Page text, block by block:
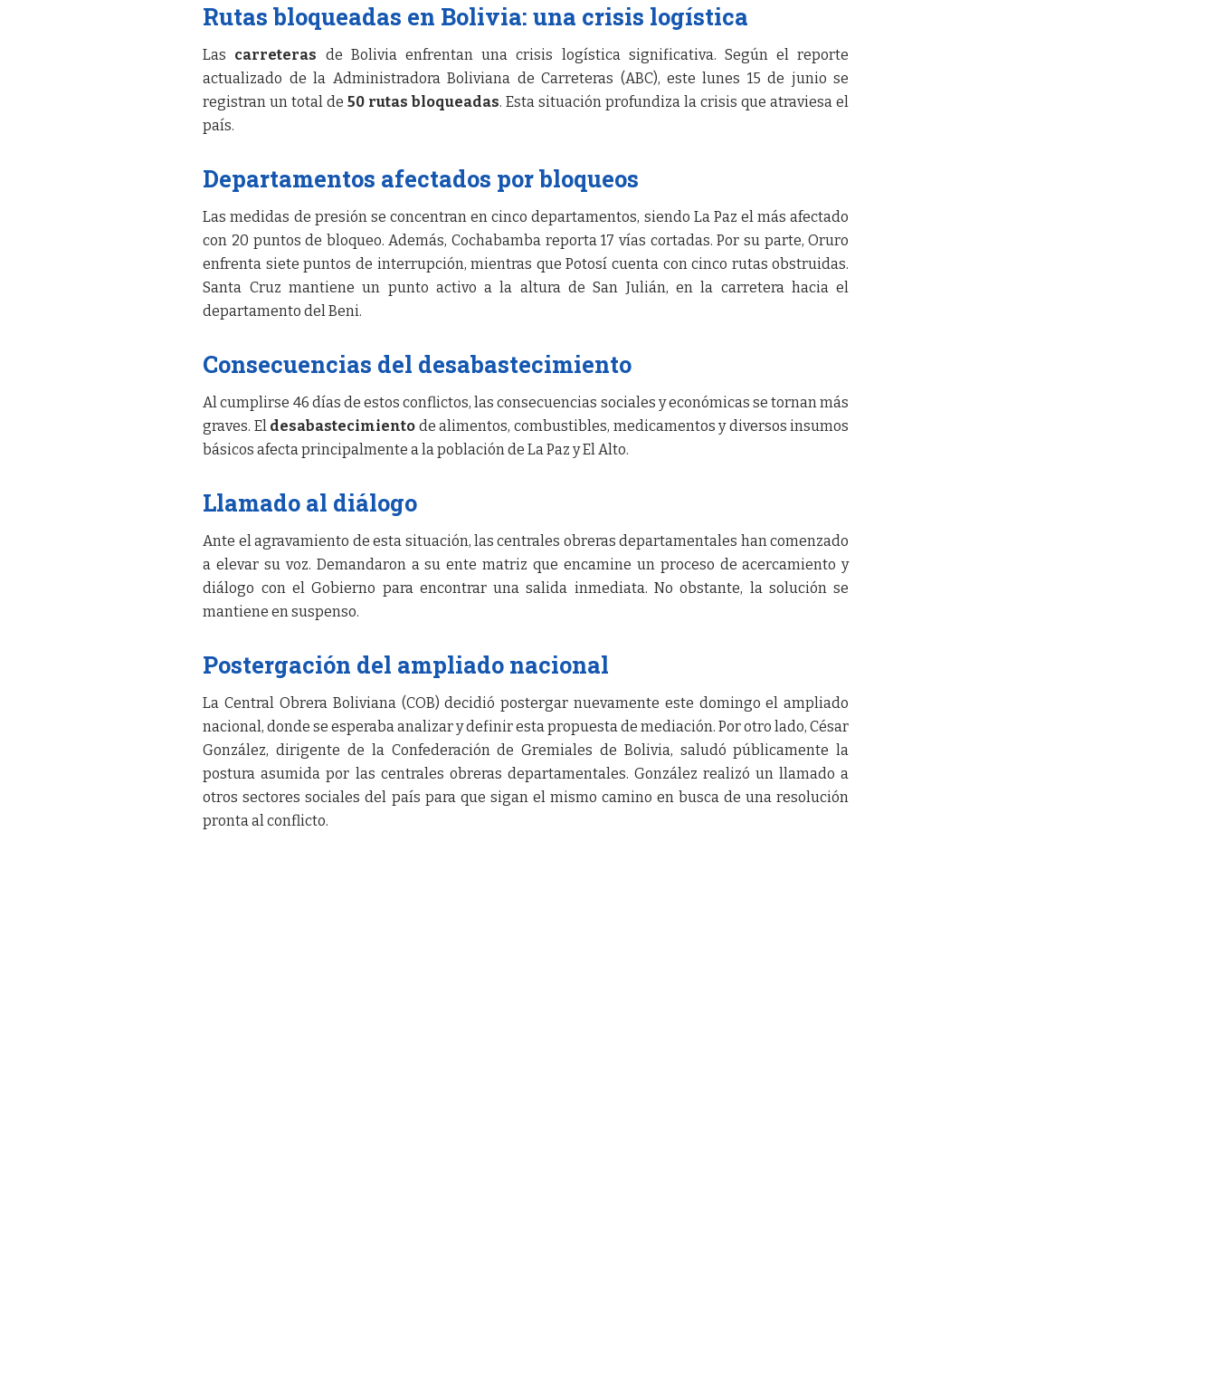
Rutas bloqueadas en Bolivia: una crisis logística
Las carreteras de Bolivia enfrentan una crisis logística significativa. Según el reporte
actualizado de la Administradora Boliviana de Carreteras (ABC), este lunes 15 de junio se
registran un total de50 rutas bloqueadas. Esta situación profundiza la crisis que atraviesa el
país.
Departamentos afectados por bloqueos
Las medidas de presión se concentran en cinco departamentos, siendo La Paz el más afectado
con 20 puntos de bloqueo. Además, Cochabamba reporta 17 vías cortadas. Por su parte, Oruro
enfrenta siete puntos de interrupción, mientras que Potosí cuenta con cinco rutas obstruidas.
Santa Cruz mantiene un punto activo a la altura de San Julián, en la carretera hacia el
departamento del Beni.
Consecuencias del desabastecimiento
Al cumplirse 46 días de estos conflictos, las consecuencias sociales y económicas se tornan más
graves. El desabastecimiento de alimentos, combustibles, medicamentos y diversos insumos
básicos afecta principalmente a la población de La Paz y El Alto.
Llamado al diálogo
Ante el agravamiento de esta situación, las centrales obreras departamentales han comenzado
a elevar su voz. Demandaron a su ente matriz que encamine un proceso de acercamiento y
diálogo con el Gobierno para encontrar una salida inmediata. No obstante, la solución se
mantiene en suspenso.
Postergación del ampliado nacional
La Central Obrera Boliviana (COB) decidió postergar nuevamente este domingo el ampliado
nacional, donde se esperaba analizar y definir esta propuesta de mediación. Por otro lado, César
González, dirigente de la Confederación de Gremiales de Bolivia, saludó públicamente la
postura asumida por las centrales obreras departamentales. González realizó un llamado a
otros sectores sociales del país para que sigan el mismo camino en busca de una resolución
pronta al conflicto.